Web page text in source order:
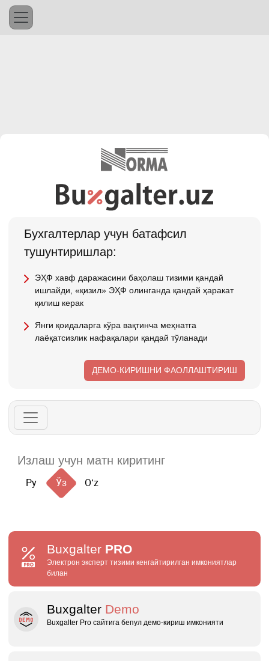
Бухгалтерлар учун батафсил
тушунтиришлар:
ЭҲФ хавф даражасини баҳолаш тизими қандай
ишлайди, «қизил» ЭҲФ олинганда қандай ҳаракат
қилиш керак
Янги қоидаларга кўра вақтинча меҳнатга
лаёқатсизлик нафақалари қандай тўланади
ДЕМО-КИРИШНИ ФАОЛЛАШТИРИШ
Ру Ўз Oʻz
Buxgalter PRO
Электрон эксперт тизими кенгайтирилган имкониятлар
билан
Buxgalter Demo
Buxgalter Pro сайтига бепул демо‑кириш имконияти